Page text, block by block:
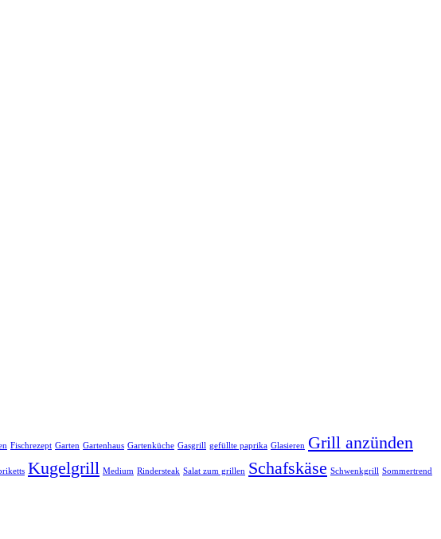
Fischrezept Garten Gartenhaus Gartenküche Gasgrill gefüllte paprika Glasieren Grill anzünden
Kugelgrill Medium Rindersteak Salat zum grillen Schafskäse Schwenkgrill Sommertrend